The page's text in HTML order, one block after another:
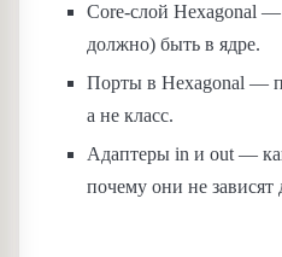
Core-слой Hexagonal
должно) быть в ядре.
Порты в Hexagonal —
а не класс.
Адаптеры in и out —
почему они не зависят